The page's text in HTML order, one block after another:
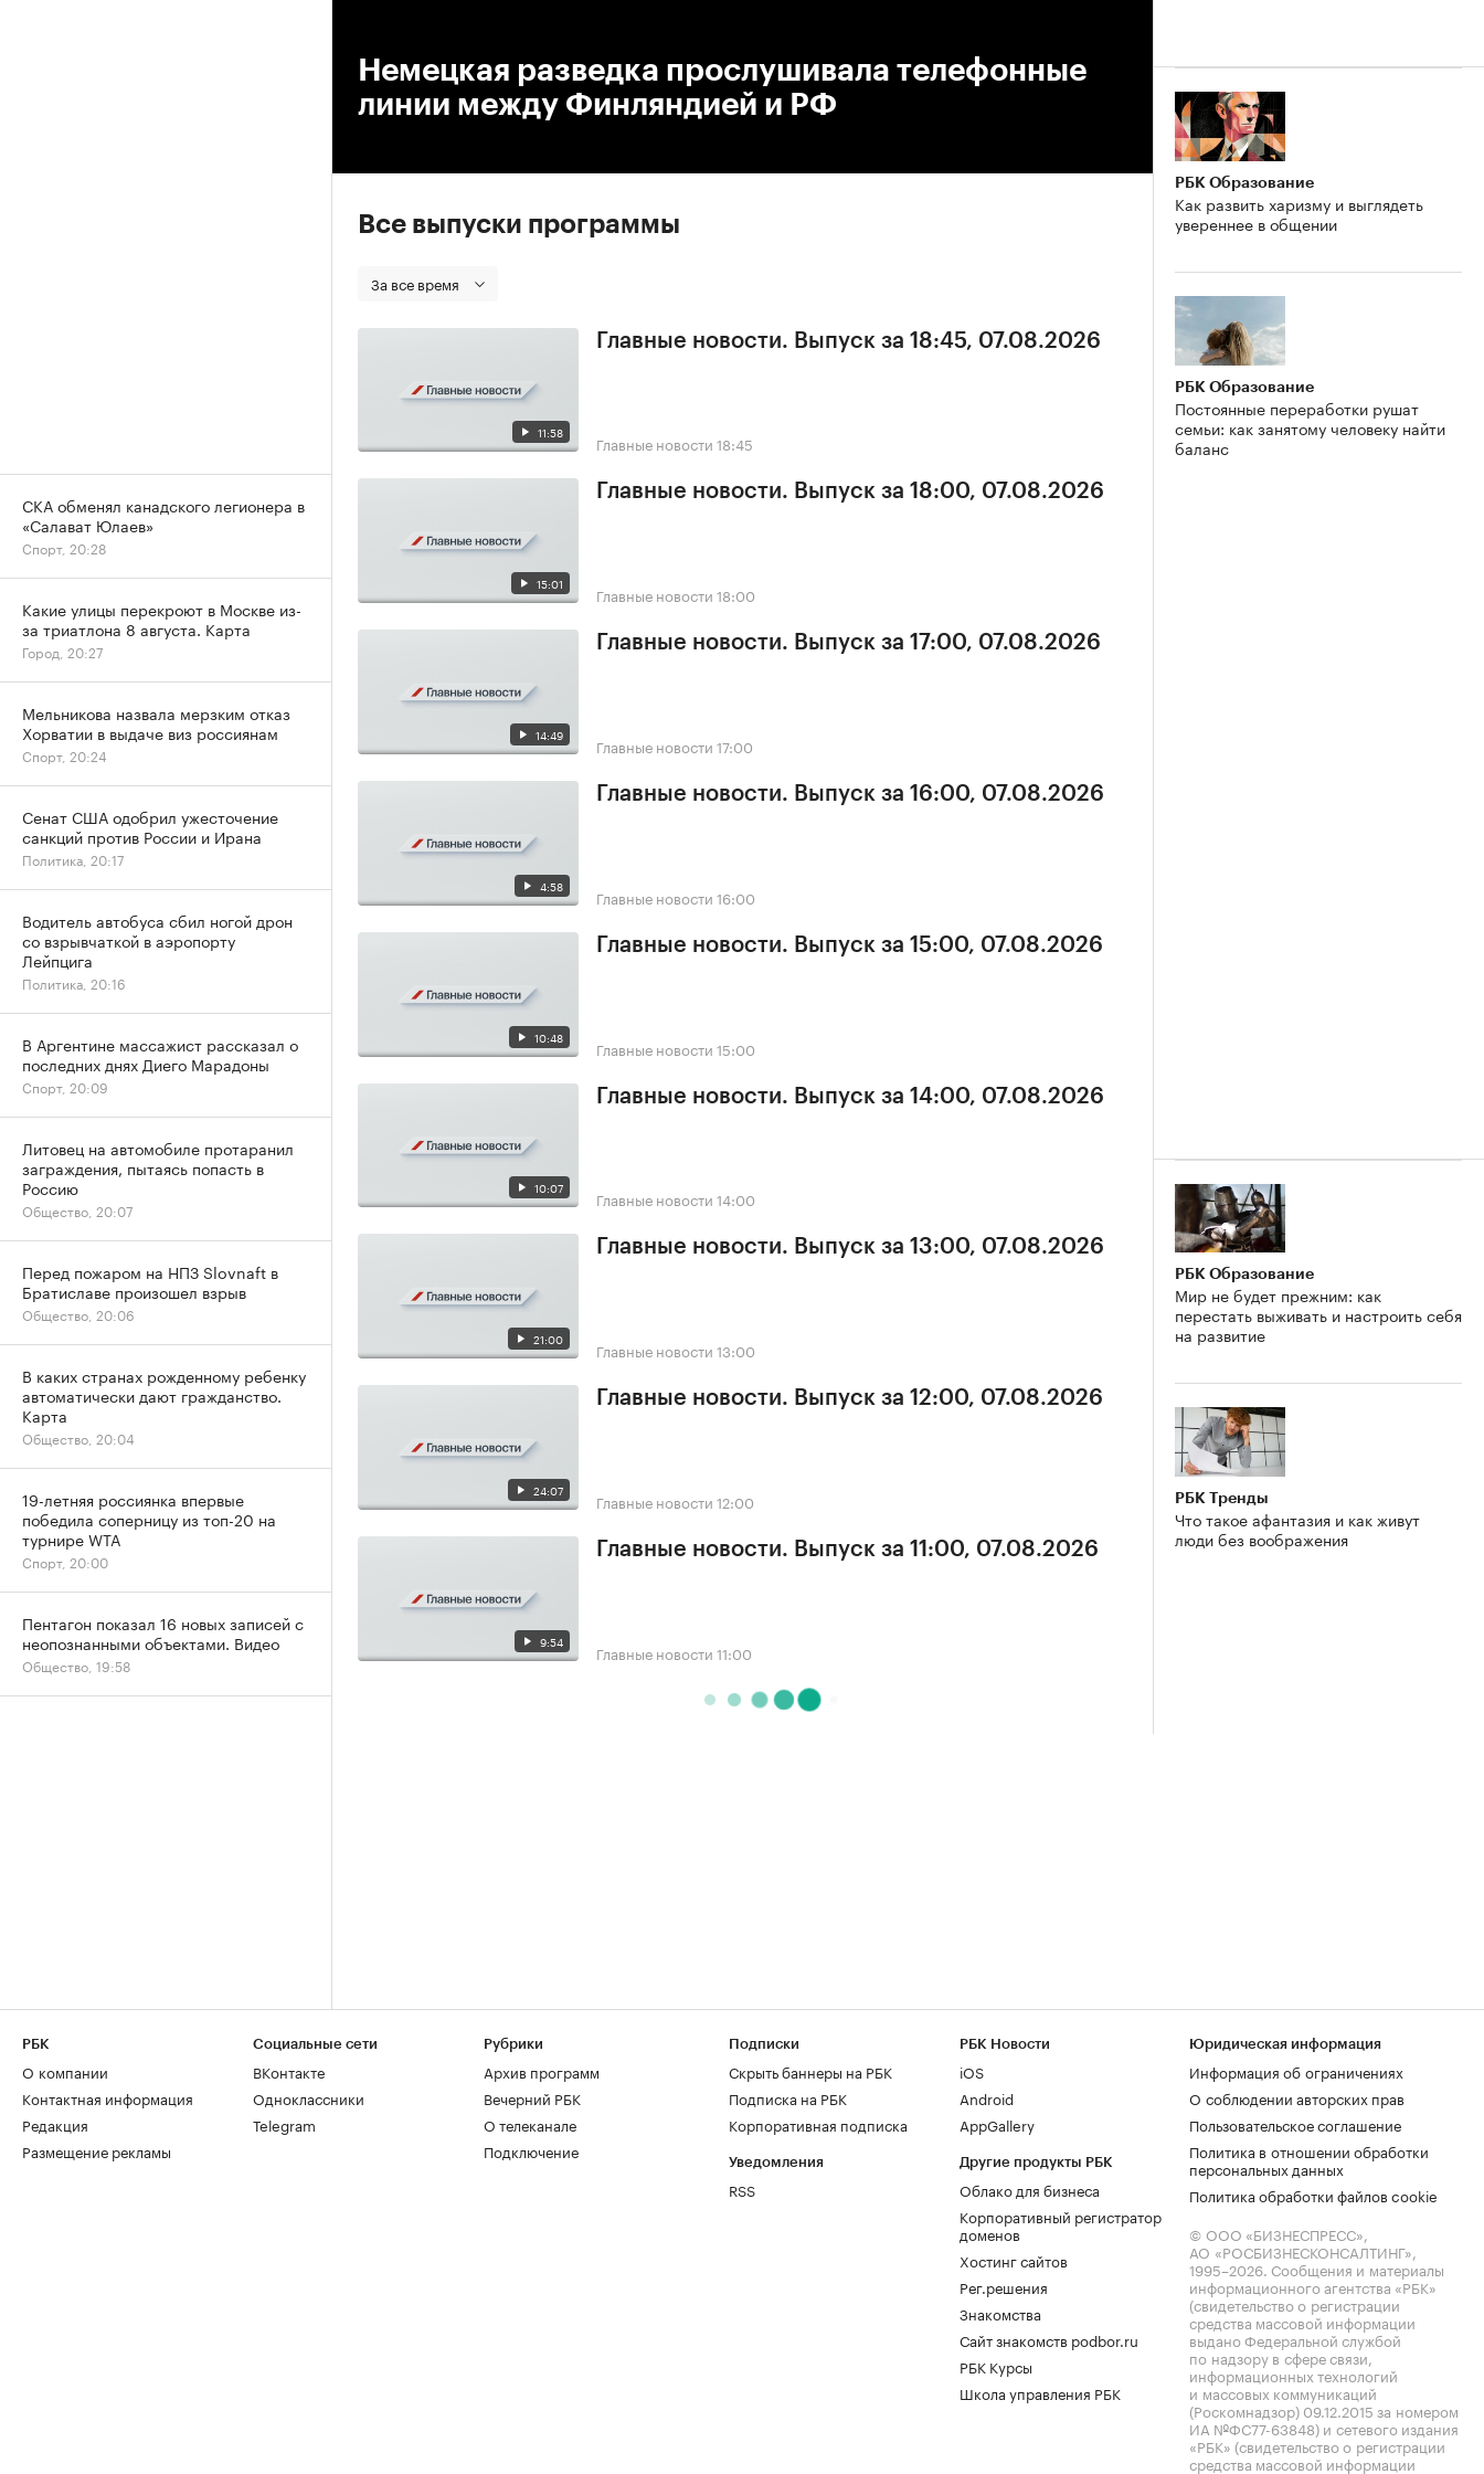
Немецкая разведка прослушивала телефонные
линии между Финляндией и РФ
Все выпуски программы
За все время
11:58
Главные новости. Выпуск за 18:45, 07.08.2026
Главные новости 18:45
15:01
Главные новости. Выпуск за 18:00, 07.08.2026
Главные новости 18:00
14:49
Главные новости. Выпуск за 17:00, 07.08.2026
Главные новости 17:00
4:58
Главные новости. Выпуск за 16:00, 07.08.2026
Главные новости 16:00
10:48
Главные новости. Выпуск за 15:00, 07.08.2026
Главные новости 15:00
10:07
Главные новости. Выпуск за 14:00, 07.08.2026
Главные новости 14:00
21:00
Главные новости. Выпуск за 13:00, 07.08.2026
Главные новости 13:00
24:07
Главные новости. Выпуск за 12:00, 07.08.2026
Главные новости 12:00
9:54
Главные новости. Выпуск за 11:00, 07.08.2026
Главные новости 11:00
РБК Образование
Как развить харизму и выглядеть
увереннее в общении
РБК Образование
Постоянные переработки рушат
семьи: как занятому человеку найти
баланс
РБК Образование
Мир не будет прежним: как
перестать выживать и настроить себя
на развитие
РБК Тренды
Что такое афантазия и как живут
люди без воображения
СКА обменял канадского легионера в
«Салават Юлаев»
Спорт, 20:28
Какие улицы перекроют в Москве из-
за триатлона 8 августа. Карта
Город, 20:27
Мельникова назвала мерзким отказ
Хорватии в выдаче виз россиянам
Спорт, 20:24
Сенат США одобрил ужесточение
санкций против России и Ирана
Политика, 20:17
Водитель автобуса сбил ногой дрон
со взрывчаткой в аэропорту
Лейпцига
Политика, 20:16
В Аргентине массажист рассказал о
последних днях Диего Марадоны
Спорт, 20:09
Литовец на автомобиле протаранил
заграждения, пытаясь попасть в
Россию
Общество, 20:07
Перед пожаром на НПЗ Slovnaft в
Братиславе произошел взрыв
Общество, 20:06
В каких странах рожденному ребенку
автоматически дают гражданство.
Карта
Общество, 20:04
19-летняя россиянка впервые
победила соперницу из топ-20 на
турнире WTA
Спорт, 20:00
Пентагон показал 16 новых записей с
неопознанными объектами. Видео
Общество, 19:58
РБК
О компании
Контактная информация
Редакция
Размещение рекламы
Социальные сети
ВКонтакте
Одноклассники
Telegram
Рубрики
Архив программ
Вечерний РБК
О телеканале
Подключение
Подписки
Скрыть баннеры на РБК
Подписка на РБК
Корпоративная подписка
Уведомления
RSS
РБК Новости
iOS
Android
AppGallery
Другие продукты РБК
Облако для бизнеса
Корпоративный регистратор
доменов
Хостинг сайтов
Рег.решения
Знакомства
Сайт знакомств podbor.ru
РБК Курсы
Школа управления РБК
Юридическая информация
Информация об ограничениях
О соблюдении авторских прав
Пользовательское соглашение
Политика в отношении обработки
персональных данных
Политика обработки файлов cookie
© ООО «БИЗНЕСПРЕСС»,
АО «РОСБИЗНЕСКОНСАЛТИНГ»,
1995–2026. Сообщения и материалы
информационного агентства «РБК»
(свидетельство о регистрации
средства массовой информации
выдано Федеральной службой
по надзору в сфере связи,
информационных технологий
и массовых коммуникаций
(Роскомнадзор) 09.12.2015 за номером
ИА №ФС77-63848) и сетевого издания
«РБК» (свидетельство о регистрации
средства массовой информации